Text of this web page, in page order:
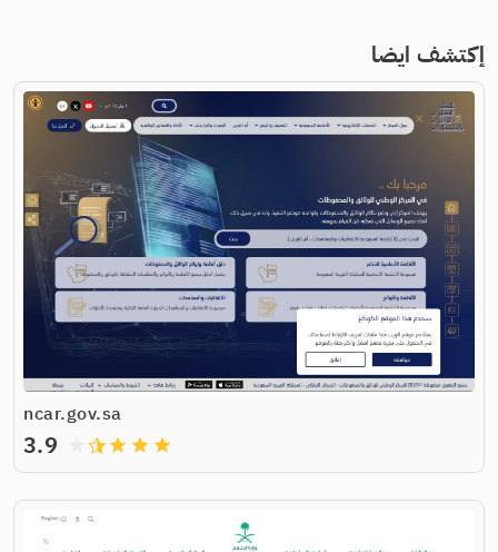
إكتشف ايضا
ncar.gov.sa
grade
grade
grade
3.9